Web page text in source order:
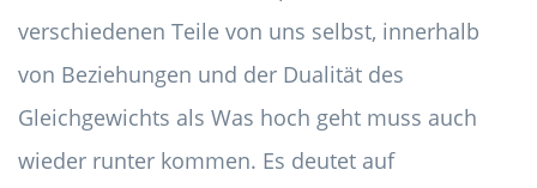
verschiedenen Teile von uns selbst, innerhalb
von Beziehungen und der Dualität des
Gleichgewichts als Was hoch geht muss auch
wieder runter kommen. Es deutet auf